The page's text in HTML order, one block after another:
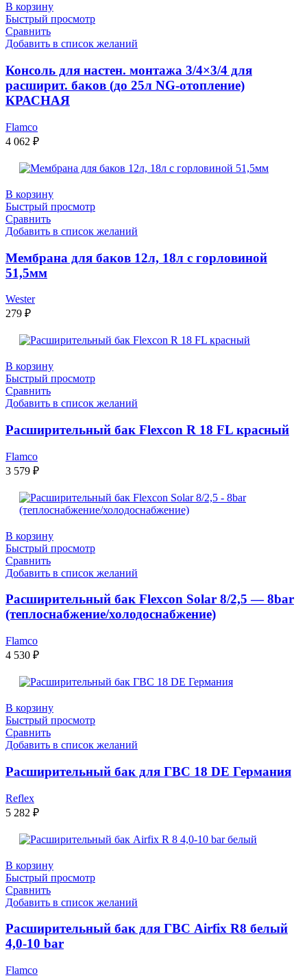
В корзину
Быстрый просмотр
Сравнить
Добавить в список желаний
Консоль для настен. монтажа 3/4×3/4 для
расширит. баков (до 25л NG-отопление)
КРАСНАЯ
Flamco
4 062 ₽
В корзину
Быстрый просмотр
Сравнить
Добавить в список желаний
Мембрана для баков 12л, 18л с горловиной
51,5мм
Wester
279 ₽
В корзину
Быстрый просмотр
Сравнить
Добавить в список желаний
Расширительный бак Flexcon R 18 FL красный
Flamco
3 579 ₽
В корзину
Быстрый просмотр
Сравнить
Добавить в список желаний
Расширительный бак Flexcon Solar 8/2,5 — 8bar
(теплоснабжение/холодоснабжение)
Flamco
4 530 ₽
В корзину
Быстрый просмотр
Сравнить
Добавить в список желаний
Расширительный бак для ГВС 18 DE Германия
Reflex
5 282 ₽
В корзину
Быстрый просмотр
Сравнить
Добавить в список желаний
Расширительный бак для ГВС Airfix R8 белый
4,0-10 bar
Flamco